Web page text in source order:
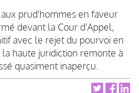
prud'hommes en faveur
devant la Cour d'Appel,
avec le rejet du pourvoi en
haute juridiction remonte à
quasiment inaperçu.